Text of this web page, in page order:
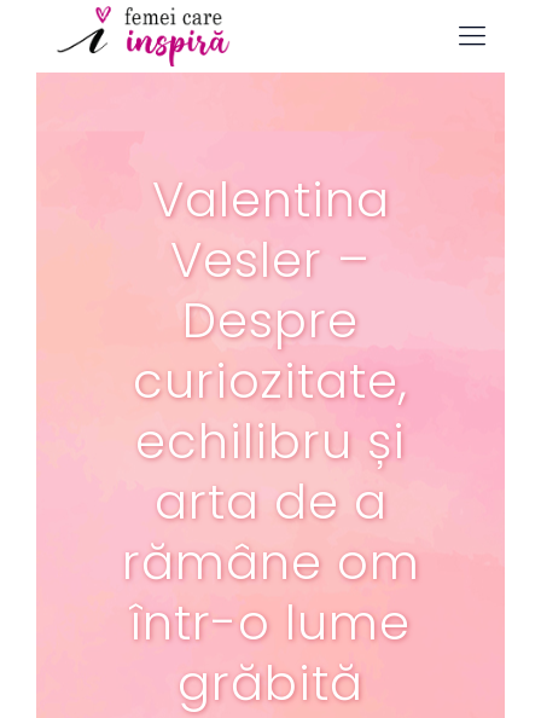
Valentina
Vesler –
Despre
curiozitate,
echilibru și
arta de a
rămâne om
într-o lume
grăbită